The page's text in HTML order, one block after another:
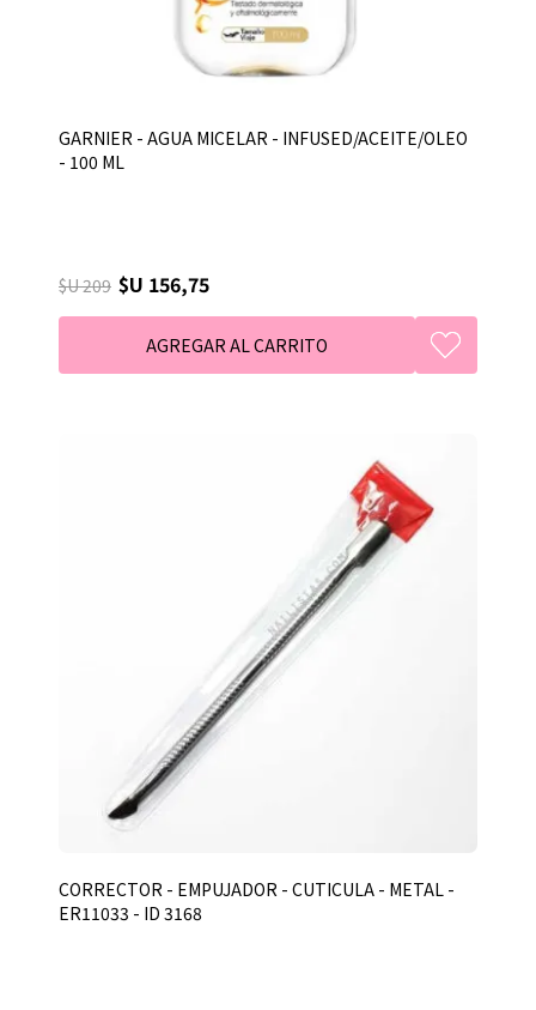
GARNIER - AGUA MICELAR - INFUSED/ACEITE/OLEO
- 100 ML
$U 209 $U 156,75
CORRECTOR - EMPUJADOR - CUTICULA - METAL -
ER11033 - ID 3168